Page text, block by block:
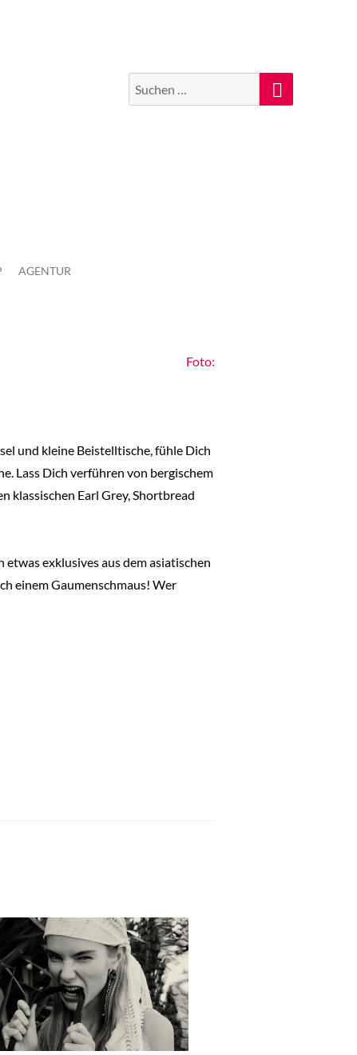
Suche
nach:
Suchen
AGENTUR
Foto:
und kleine Beistelltische, fühle Dich
Lass Dich verführen von bergischem
klassischen Earl Grey, Shortbread
etwas exklusives aus dem asiatischen
einem Gaumenschmaus! Wer